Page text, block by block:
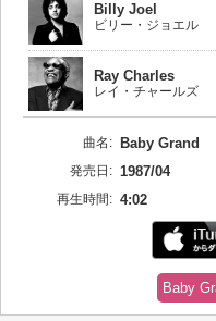
Billy Joel
ビリー・ジョエル
Ray Charles
レイ・チャールズ
曲名: Baby Grand
発売日: 1987/04
再生時間: 4:02
Baby